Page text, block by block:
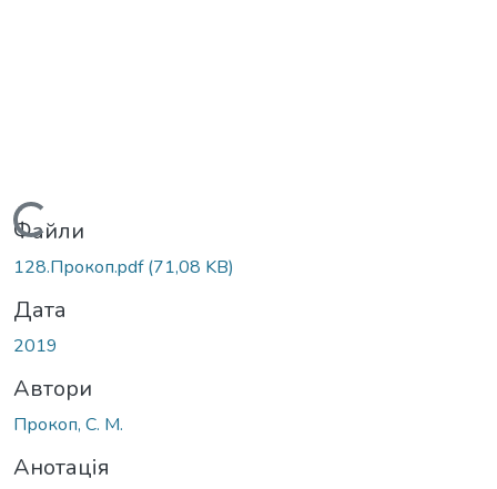
Вантажиться...
Файли
128.Прокоп.pdf(71,08 KB)
Дата
2019
Автори
Прокоп, С. М.
Анотація